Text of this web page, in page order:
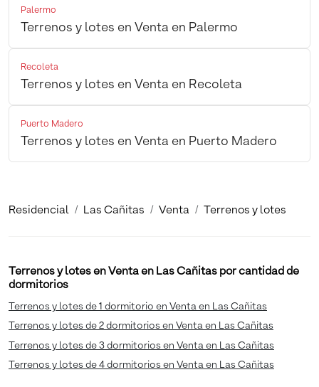
Palermo
Terrenos y lotes en Venta en Palermo
Recoleta
Terrenos y lotes en Venta en Recoleta
Puerto Madero
Terrenos y lotes en Venta en Puerto Madero
Residencial Las Cañitas Venta Terrenos y lotes
Terrenos y lotes en Venta en Las Cañitas por cantidad de
dormitorios
Terrenos y lotes de 1 dormitorio en Venta en Las Cañitas
Terrenos y lotes de 2 dormitorios en Venta en Las Cañitas
Terrenos y lotes de 3 dormitorios en Venta en Las Cañitas
Terrenos y lotes de 4 dormitorios en Venta en Las Cañitas